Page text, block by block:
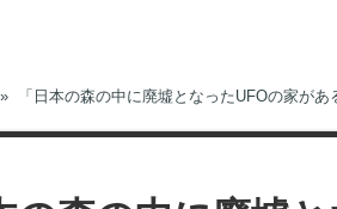
» 「日本の森の中に廃墟となったUFOの家が